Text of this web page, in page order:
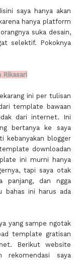
saya hanya akan
hanya platform
suka desain,
selektif. Pokoknya
Rikasari
ini per tulisan
template bawaan
dari internet. Ini
bertanya ke saya
kebanyakan blogger
downloadan
ini murni hanya
tapi saya otak
panjang, dan ngga
bahas ini harus ada
yang sampe ngotak
template gratisan
Berikut website
rekomendasi saya